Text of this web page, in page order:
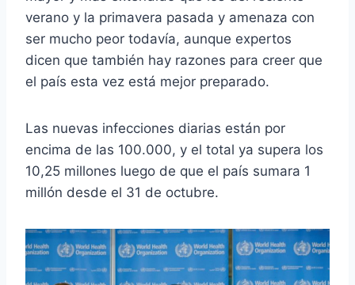
verano y la primavera pasada y amenaza con
ser mucho peor todavía, aunque expertos
dicen que también hay razones para creer que
el país esta vez está mejor preparado.
Las nuevas infecciones diarias están por
encima de las 100.000, y el total ya supera los
10,25 millones luego de que el país sumara 1
millón desde el 31 de octubre.